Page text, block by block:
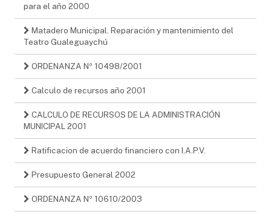
para el año 2000
Matadero Municipal. Reparación y mantenimiento del
Teatro Gualeguaychú
ORDENANZA Nº 10498/2001
Calculo de recursos año 2001
CALCULO DE RECURSOS DE LA ADMINISTRACIÓN
MUNICIPAL 2001
Ratificacion de acuerdo financiero con I.A.P.V.
Presupuesto General 2002
ORDENANZA Nº 10610/2003